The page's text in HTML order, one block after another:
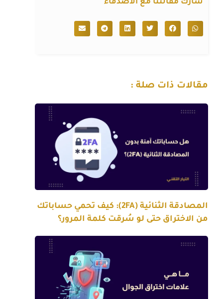
شارك مقالتنا مع الأصدقاء
مقالات ذات صلة :
المصادقة الثنائية (2FA): كيف تحمي حساباتك
من الاختراق حتى لو سُرقت كلمة المرور؟